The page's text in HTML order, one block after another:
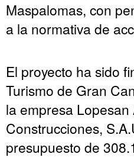
Maspalomas, con
a la normativa de
El proyecto ha sido
Turismo de Gran
la empresa Lopesan
Construcciones,
presupuesto de